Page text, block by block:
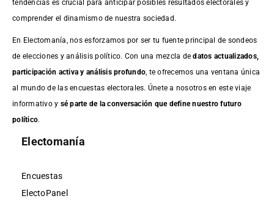
tendencias es crucial para anticipar posibles resultados electorales y
comprender el dinamismo de nuestra sociedad.
En Electomanía, nos esforzamos por ser tu fuente principal de sondeos
de elecciones y análisis político. Con una mezcla dedatos actualizados,
participación activa y análisis profundo , te ofrecemos una ventana única
al mundo de las encuestas electorales. Únete a nosotros en este viaje
informativo y sé parte de la conversación que define nuestro futuro
político.
Electomanía
Encuestas
ElectoPanel